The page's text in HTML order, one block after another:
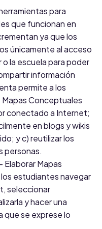
para
que funcionan en
ya que los
únicamente al acceso
la escuela para poder
información
permite a los
Mapas Conceptuales
conectado a Internet;
en blogs y wikis
y c) reutilizar los
personas.
Elaborar Mapas
estudiantes navegar
seleccionar
y hacer una
que se exprese lo